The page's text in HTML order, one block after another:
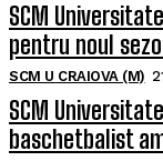
SCM
pentru noul
SCM U CRAIOVA (M)
SCM
baschetbalist